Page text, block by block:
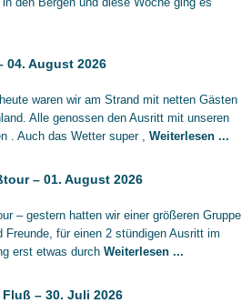
04. August 2026
waren wir am Strand mit netten Gästen
Alle genossen den Ausritt mit unseren
. Auch das Wetter super , Weiterlesen ...
– 01. August 2026
– gestern hatten wir einer größeren Gruppe
Freunde, für einen 2 stündigen Ausritt im
erst etwas durch Weiterlesen ...
– 30. Juli 2026